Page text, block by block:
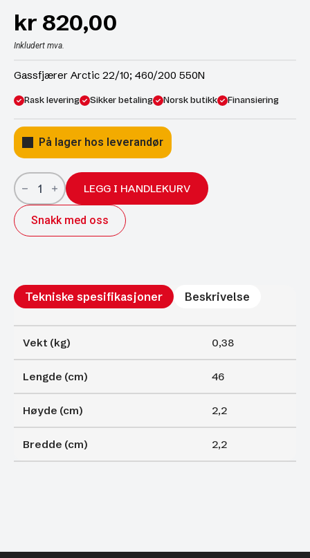
kr 820,00
Inkludert mva.
Gassfjærer Arctic 22/10; 460/200 550N
Rask levering Sikker betaling Norsk butikk Finansiering
På lager hos leverandør
Gassfjærer
Arctic
22/10;
460/200
550N
antall
LEGG I HANDLEKURV
Snakk med oss
Tekniske spesifikasjoner Beskrivelse
Vekt (kg) 0,38
Lengde (cm) 46
Høyde (cm) 2,2
Bredde (cm) 2,2